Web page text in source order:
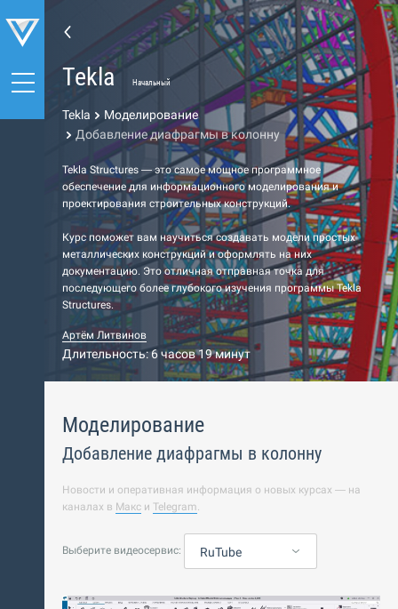
Tekla Начальный
Tekla
Моделирование
Добавление диафрагмы в колонну
Tekla Structures — это самое мощное программное
обеспечение для информационного моделирования и
проектирования строительных конструкций.
Курс поможет вам научиться создавать модели простых
металлических конструкций и оформлять на них
документацию. Это отличная отправная точка для
последующего более глубокого изучения программы Tekla
Structures.
Артём Литвинов
Длительность: 6 часов 19 минут
Моделирование
Добавление диафрагмы в колонну
Новости и оперативная информация о новых курсах — на
каналах в Макс и Telegram.
Выберите видеосервис: RuTube